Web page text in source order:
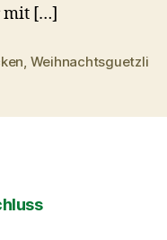
mit […]
Weihnachtsguetzli